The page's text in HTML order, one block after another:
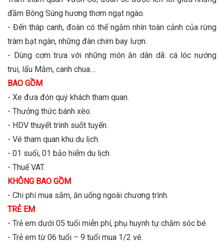
đầm Bông Súng hương thơm ngạt ngào.
- Đến tháp canh, đoàn có thể ngắm nhìn toàn cảnh của rừng
tràm bạt ngàn, những đàn chim bay lượn.
- Dùng cơm trưa với những món ăn dân dã: cá lóc nướng
trui, lẩu Mắm, canh chua....
BAO GỒM
- Xe đưa đón quý khách tham quan.
- Thưởng thức bánh xèo.
- HDV thuyết trình suốt tuyến.
- Vé tham quan khu du lịch.
- 01 suối, 01 bảo hiểm du lịch.
- Thuế VAT.
KHÔNG BAO GỒM
- Chi phí mua sắm, ăn uống ngoài chương trình.
TRẺ EM
- Trẻ em dưới 05 tuổi miễn phí, phụ huynh tự chăm sóc bé.
- Trẻ em từ 06 tuổi – 9 tuổi mua 1/2 vé.